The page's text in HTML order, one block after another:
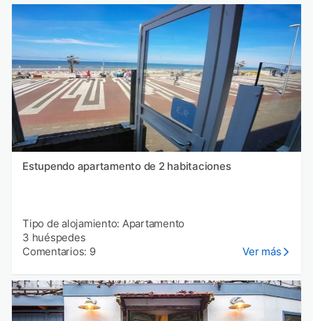
Estupendo apartamento de 2 habitaciones
Tipo de alojamiento: Apartamento
3 huéspedes
Comentarios: 9
Ver más